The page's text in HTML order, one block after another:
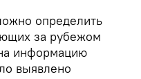
определить
за рубежом
информацию
выявлено